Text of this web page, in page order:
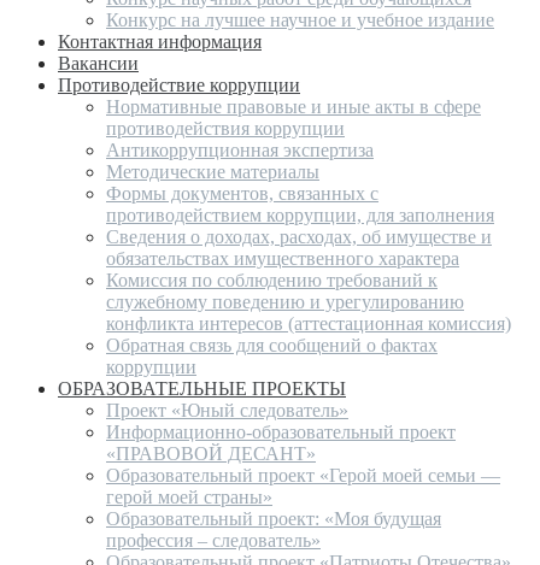
Конкурс на лучшее научное и учебное издание
Контактная информация
Вакансии
Противодействие коррупции
Нормативные правовые и иные акты в сфере
противодействия коррупции
Антикоррупционная экспертиза
Методические материалы
Формы документов, связанных с
противодействием коррупции, для заполнения
Сведения о доходах, расходах, об имуществе и
обязательствах имущественного характера
Комиссия по соблюдению требований к
служебному поведению и урегулированию
конфликта интересов (аттестационная комиссия)
Обратная связь для сообщений о фактах
коррупции
ОБРАЗОВАТЕЛЬНЫЕ ПРОЕКТЫ
Проект «Юный следователь»
Информационно-образовательный проект
«ПРАВОВОЙ ДЕСАНТ»
Образовательный проект «Герой моей семьи —
герой моей страны»
Образовательный проект: «Моя будущая
профессия – следователь»